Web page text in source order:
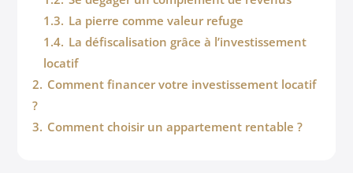
1.3. La pierre comme valeur refuge
1.4. La défiscalisation grâce à l’investissement
locatif
2. Comment financer votre investissement locatif
?
3. Comment choisir un appartement rentable ?